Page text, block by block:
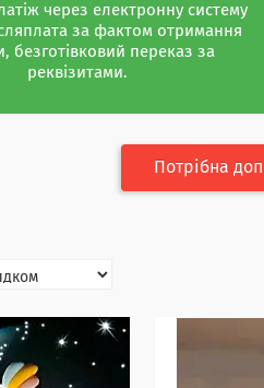
через електронну систему
за фактом отримання
безготівковий переказ за
реквізитами.
Потрібна